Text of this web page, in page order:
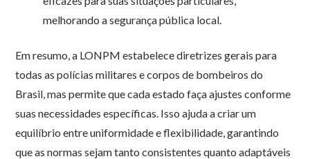
melhorando a segurança pública local.
Em resumo, a LONPM estabelece diretrizes gerais para
todas as polícias militares e corpos de bombeiros do
Brasil, mas permite que cada estado faça ajustes conforme
suas necessidades específicas. Isso ajuda a criar um
equilíbrio entre uniformidade e flexibilidade, garantindo
que as normas sejam tanto consistentes quanto adaptáveis